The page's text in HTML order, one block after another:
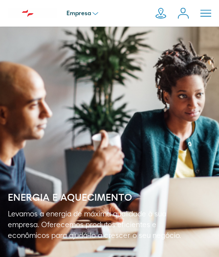
Empresa
Particular
Empresa
Distribuidor
Transportador
em
Moeve.pt
ENERGIA E AQUECIMENTO
Levamos a energia de máxima qualidade à sua
empresa. Oferecemos produtos eficientes e
econômicos para ajudá-lo a crescer o seu negócio.